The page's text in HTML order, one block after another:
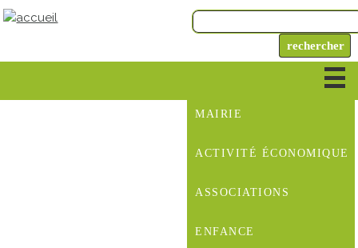
MAIRIE
ACTIVITÉ ÉCONOMIQUE
ASSOCIATIONS
ENFANCE